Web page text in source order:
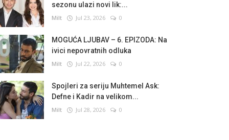
sezonu ulazi novi lik:...
Milt Jul 23, 2026 0
MOGUĆA LJUBAV – 6. EPIZODA: Na
ivici nepovratnih odluka
Milt Jul 22, 2026 0
Spojleri za seriju Muhtemel Ask:
Defne i Kadir na velikom...
Milt Jul 28, 2026 0